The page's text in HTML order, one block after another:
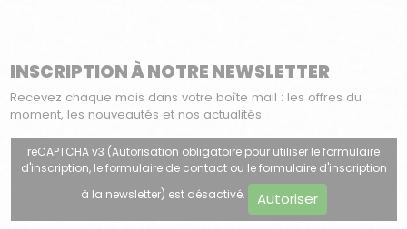
INSCRIPTION À NOTRE NEWSLETTER
Recevez chaque mois dans votre boîte mail : les offres du
moment, les nouveautés et nos actualités.
reCAPTCHA v3 (Autorisation obligatoire pour utiliser le formulaire
d'inscription, le formulaire de contact ou le formulaire d'inscription
à la newsletter) est désactivé.
Autoriser